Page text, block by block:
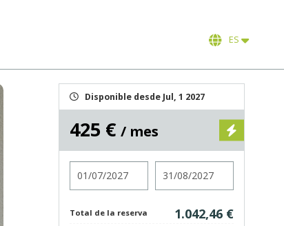
ES
Disponible desde Jul, 1 2027
425 € / mes
Total de la reserva 1.042,46 €